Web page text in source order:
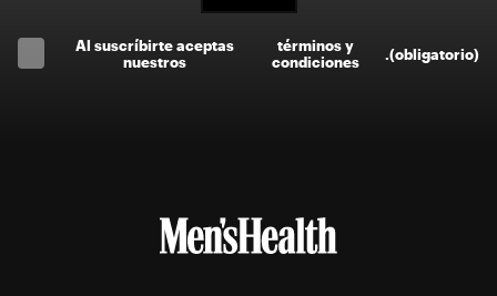
Al suscríbirte aceptas
nuestros
términos y
condiciones
(obligatorio)